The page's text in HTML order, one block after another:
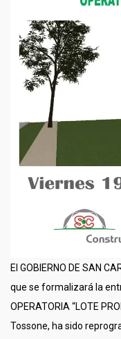
El GOBIERNO DE SAN
que se formalizará la
OPERATORIA “LOTE
Tossone, ha sido